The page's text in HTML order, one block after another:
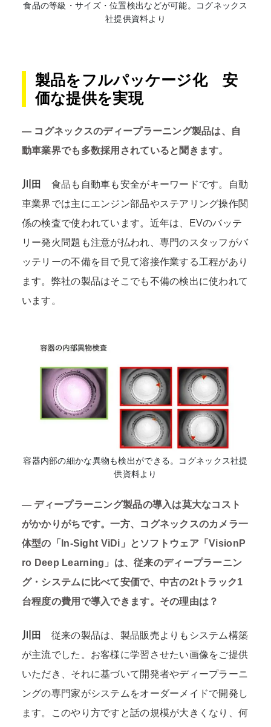
食品の等級・サイズ・位置検出などが可能。コグネックス
社提供資料より
製品をフルパッケージ化 安
価な提供を実現
― コグネックスのディープラーニング製品は、自
動車業界でも多数採用されていると聞きます。
川田
食品も自動車も安全がキーワードです。自動
車業界では主にエンジン部品やステアリング操作関
係の検査で使われています。近年は、EVのバッテ
リー発火問題も注意が払われ、専門のスタッフがバ
ッテリーの不備を目で見て溶接作業する工程があり
ます。弊社の製品はそこでも不備の検出に使われて
います。
容器内部の細かな異物も検出ができる。コグネックス社提
供資料より
― ディープラーニング製品の導入は莫大なコスト
がかかりがちです。一方、コグネックスのカメラ一
体型の「In-Sight ViDi」とソフトウェア「VisionP
ro Deep Learning」は、従来のディープラーニン
グ・システムに比べて安価で、中古の2tトラック1
台程度の費用で導入できます。その理由は？
川田
従来の製品は、製品販売よりもシステム構築
が主流でした。お客様に学習させたい画像をご提供
いただき、それに基づいて開発者やディープラーニ
ングの専門家がシステムをオーダーメイドで開発し
ます。このやり方ですと話の規模が大きくなり、何